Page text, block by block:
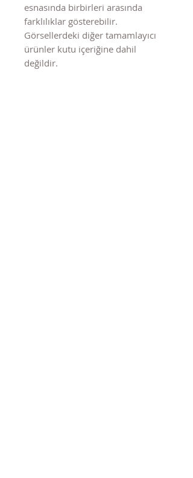
esnasında birbirleri arasında
farklılıklar gösterebilir.
Görsellerdeki diğer tamamlayıcı
ürünler kutu içeriğine dahil
değildir.